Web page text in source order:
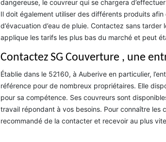
dangereuse, le couvreur qui se chargera
Il doit également utiliser des différents produits afin
d’évacuation d’eau de pluie. Contactez sans
applique les tarifs les plus bas du marché et peut
Contactez SG Couverture , une
Établie dans le 52160, à Auberive en particulier,
référence pour de nombreux propriétaires. Elle
pour sa compétence. Ses couvreurs sont
travail répondant à vos besoins. Pour connaître les
recommandé de la contacter et recevoir au plus